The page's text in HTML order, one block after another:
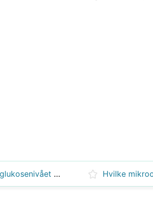
Er du diabetiker hvis glukosenivået er 6,3?